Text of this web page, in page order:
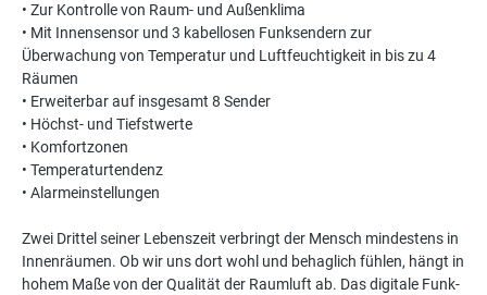
• Zur Kontrolle von Raum- und Außenklima
• Mit Innensensor und 3 kabellosen Funksendern zur
Überwachung von Temperatur und Luftfeuchtigkeit in bis zu 4
Räumen
• Erweiterbar auf insgesamt 8 Sender
• Höchst- und Tiefstwerte
• Komfortzonen
• Temperaturtendenz
• Alarmeinstellungen
Zwei Drittel seiner Lebenszeit verbringt der Mensch mindestens in
Innenräumen. Ob wir uns dort wohl und behaglich fühlen, hängt in
hohem Maße von der Qualität der Raumluft ab. Das digitale Funk-